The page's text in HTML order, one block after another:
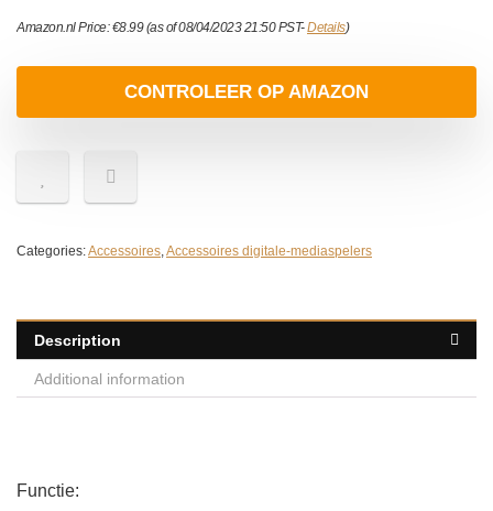
Amazon.nl Price:€8.99(as of 08/04/2023 21:50 PST-Details)
CONTROLEER OP AMAZON
Categories:Accessoires,Accessoires digitale-mediaspelers
Description
Additional information
Functie: